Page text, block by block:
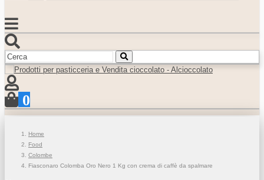
0
Home
Food
Colombe
Fiasconaro Colomba Oro Nero 1 Kg con crema di caffè da spalmare